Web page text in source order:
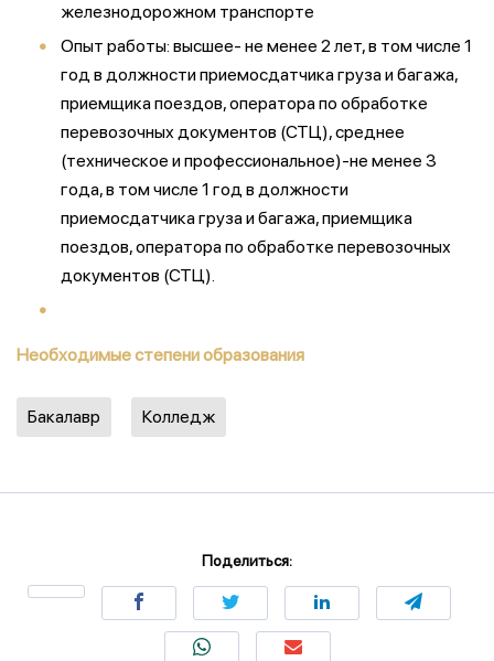
железнодорожном транспорте
Опыт работы: высшее- не менее 2 лет, в том числе 1
год в должности приемосдатчика груза и багажа,
приемщика поездов, оператора по обработке
перевозочных документов (СТЦ), среднее
(техническое и профессиональное)-не менее 3
года, в том числе 1 год в должности
приемосдатчика груза и багажа, приемщика
поездов, оператора по обработке перевозочных
документов (СТЦ).
Необходимые степени образования
Бакалавр Колледж
Поделиться: